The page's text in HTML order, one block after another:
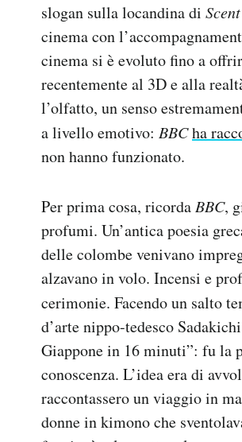
slogan sulla locandina di
cinema con
cinema si è evoluto fino a
recentemente al 3D e alla
l’olfatto, un senso
a livello emotivo: BBCha
non hanno funzionato.
Per prima cosa, ricordaBBC,
profumi. Un’antica poesia
delle colombe venivano
alzavano in volo. Incensi e
cerimonie. Facendo un salto
d’arte nippo-tedesco
Giappone in 16 minuti”: fu la
conoscenza. L’idea era di
raccontassero un viaggio in
donne in kimono che